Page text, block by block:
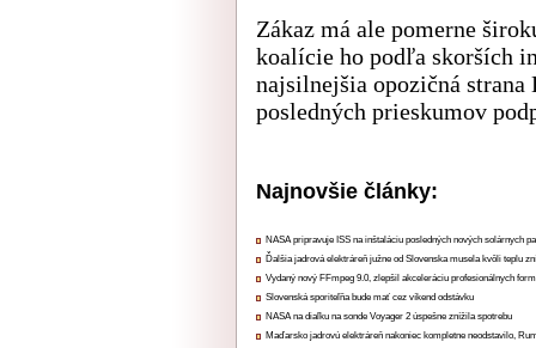
Zákaz má ale pomerne
koalície ho podľa skorších
najsilnejšia opozičná
posledných prieskumov
Najnovšie články:
NASA pripravuje ISS na inštaláciu posledných nových solárnych
Ďalšia jadrová elektráreň južne od Slovenska musela kvôli teplu
Vydaný nový FFmpeg 9.0, zlepšil akceleráciu profesionálnych
Slovenská sporiteľňa bude mať cez víkend odstávku
NASA na diaľku na sonde Voyager 2 úspešne znížila spotrebu
Maďarsko jadrovú elektráreň nakoniec kompletne neodstavilo,